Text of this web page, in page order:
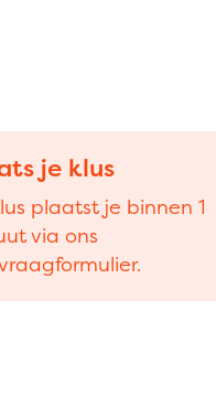
je klus
plaatst je binnen 1
via ons